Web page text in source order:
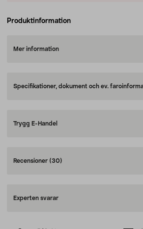
Produktinformation
Mer information
Specifikationer, dokument och ev.
Trygg E-Handel
Recensioner (30)
Experten svarar